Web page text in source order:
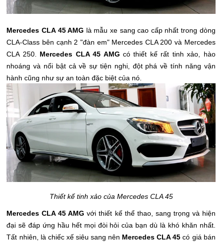
Mercedes CLA 45 AMG là mẫu xe sang cao cấp nhất trong dòng
CLA-Class bên cạnh 2 "đàn em" Mercedes CLA 200 và Mercedes
CLA 250. Mercedes CLA 45 AMG có thiết kế rất tinh xảo, hào
nhoáng và nổi bật cả về sự tiện nghi, đột phá về tính năng vận
hành cũng như sự an toàn đặc biệt của nó.
Thiết kế tinh xảo của Mercedes CLA 45
Mercedes CLA 45 AMG với thiết kế thể thao, sang trọng và hiện
đại sẽ đáp ứng hầu hết mọi đòi hỏi của bạn dù là khó khăn nhất.
Tất nhiên, là chiếc xế siêu sang nên Mercedes CLA 45 có giá bán